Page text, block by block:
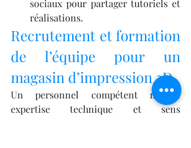
sociaux pour partager tutoriels et
réalisations.
Recrutement et formation
de l’équipe pour un
magasin d’impression 3D.
Un personnel compétent mêlant
expertise technique et sens